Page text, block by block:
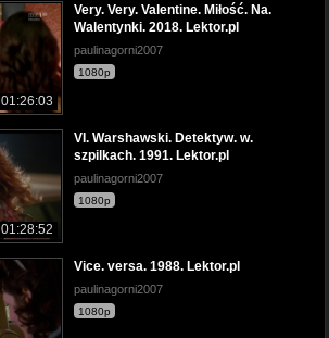
01:26:03
Very. Very. Valentine. Miłość. Na.
Walentynki. 2018. Lektor.pl
paulinagorni2007
1080p
01:28:52
VI. Warshawski. Detektyw. w.
szpilkach. 1991. Lektor.pl
paulinagorni2007
1080p
Vice. versa. 1988. Lektor.pl
paulinagorni2007
1080p